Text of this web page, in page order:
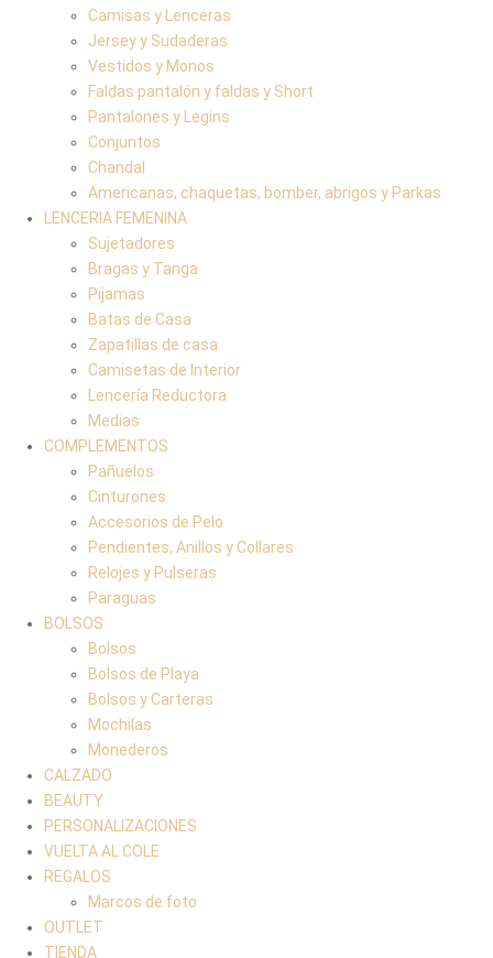
Camisas y Lenceras
Jersey y Sudaderas
Vestidos y Monos
Faldas pantalón y faldas y Short
Pantalones y Legins
Conjuntos
Chandal
Americanas, chaquetas, bomber, abrigos y Parkas
LENCERIA FEMENINA
Sujetadores
Bragas y Tanga
Pijamas
Batas de Casa
Zapatillas de casa
Camisetas de Interior
Lencería Reductora
Medias
COMPLEMENTOS
Pañuelos
Cinturones
Accesorios de Pelo
Pendientes, Anillos y Collares
Relojes y Pulseras
Paraguas
BOLSOS
Bolsos
Bolsos de Playa
Bolsos y Carteras
Mochilas
Monederos
CALZADO
BEAUTY
PERSONALIZACIONES
VUELTA AL COLE
REGALOS
Marcos de foto
OUTLET
TIENDA